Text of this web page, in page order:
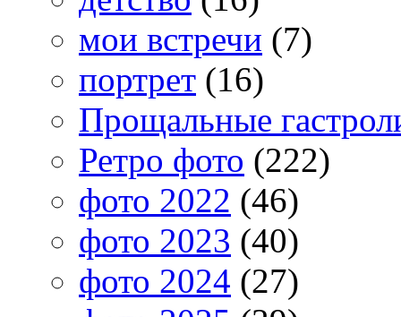
мои встречи (7)
портрет (16)
Прощальные
Ретро фото (222)
фото 2022 (46)
фото 2023 (40)
фото 2024 (27)